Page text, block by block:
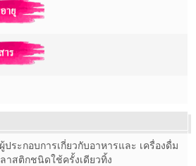
ระกอบการเกี่ยวกับอาหารและ เครื่องดื่ม
าสติกชนิดใช้ครั้งเดียวทิ้ง